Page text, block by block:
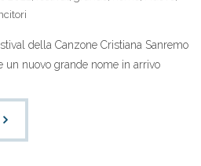
della Canzone Cristiana Sanremo
un nuovo grande nome in arrivo